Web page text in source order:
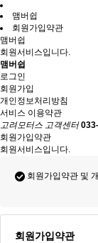
맴버쉽
회원가입약관
맴버쉽
회원서비스입니다.
맴버쉽
로그인
회원가입
개인정보처리방침
서비스 이용약관
고려모터스 고객센터
회원가입약관
회원서비스입니다.
회원가입약관 및
회원가입약관